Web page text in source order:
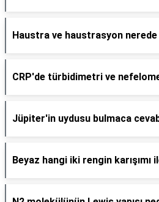
Haustra ve haustrasyon
CRP'de türbidimetri ve
Jüpiter'in uydusu bulmaca
Beyaz hangi iki rengin karışımı